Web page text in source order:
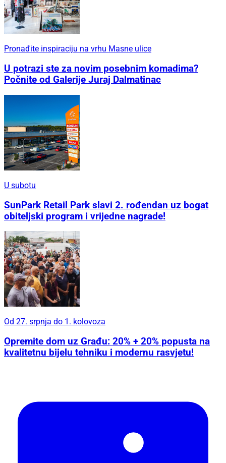
Pronađite inspiraciju na vrhu Masne ulice
U potrazi ste za novim posebnim komadima?
Počnite od Galerije Juraj Dalmatinac
U subotu
SunPark Retail Park slavi 2. rođendan uz bogat
obiteljski program i vrijedne nagrade!
Od 27. srpnja do 1. kolovoza
Opremite dom uz Građu: 20% + 20% popusta na
kvalitetnu bijelu tehniku i modernu rasvjetu!